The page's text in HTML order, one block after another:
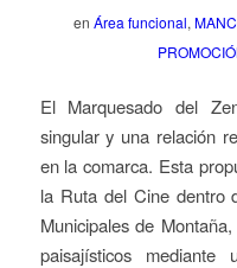
en Área funcional,
El Marquesado del
singular y una relación
en la comarca. Esta
la Ruta del Cine dentro
Municipales de
paisajísticos